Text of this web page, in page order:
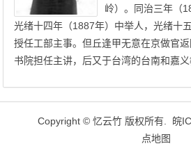
岭）。同治三年（
光绪十四年（1887年）中举人，光绪十
授任工部主事。但丘逢甲无意在京做官
书院担任主讲，后又于台湾的台南和嘉义
Copyright © 忆云竹 版权所有. 皖
点地图